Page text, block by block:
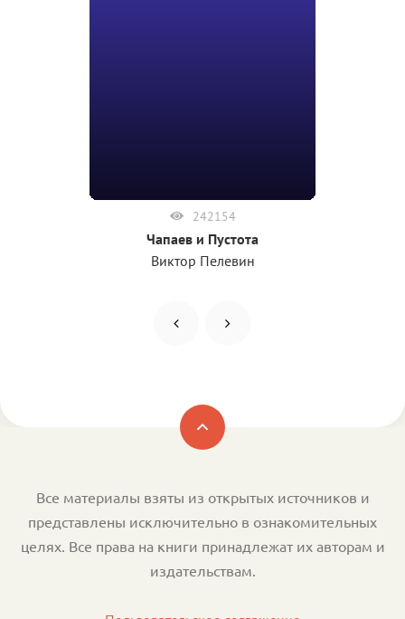
242154
Чапаев и Пустота
Виктор Пелевин
Все материалы взяты из открытых источников и
представлены исключительно в ознакомительных
целях. Все права на книги принадлежат их авторам и
издательствам.